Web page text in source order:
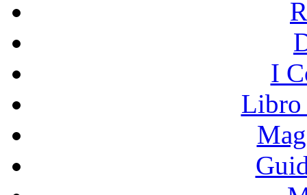
I
Libro